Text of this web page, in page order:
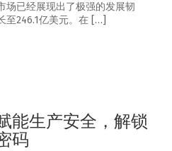
场已经展现出了极强的发展韧
至246.1亿美元。在 […]
能生产安全，解锁
码